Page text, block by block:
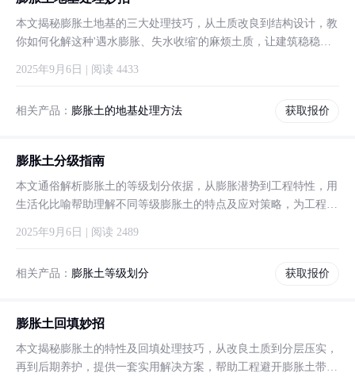
本文揭秘膨胀土地基的三大处理技巧，从土质改良到结构设计，教
你如何化解这种'遇水膨胀、失水收缩'的麻烦土质，让建筑稳稳当
2025年9月6日 | 阅读 4433
相关产品： 膨胀土的地基处理方法 获取报价
膨胀土分级指南
本文通俗解析膨胀土的等级划分依据，从膨胀潜势到工程特性，用
生活化比喻帮助理解不同等级膨胀土的特点及应对策略，为工程选
2025年9月6日 | 阅读 2489
相关产品： 膨胀土等级划分 获取报价
膨胀土回填妙招
本文揭秘膨胀土的特性及回填处理技巧，从改良土质到分层压实，
再到后期养护，提供一套实用解决方案，帮助工程避开膨胀土带来